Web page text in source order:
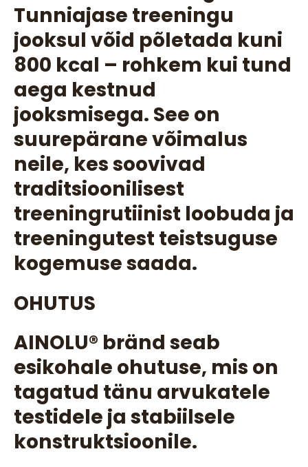
Tunniajase treeningu
jooksul võid põletada kuni
800 kcal – rohkem kui tund
aega kestnud
jooksmisega. See on
suurepärane võimalus
neile, kes soovivad
traditsioonilisest
treeningrutiinist loobuda ja
treeningutest teistsuguse
kogemuse saada.
OHUTUS
AINOLU®️ bränd seab
esikohale ohutuse, mis on
tagatud tänu arvukatele
testidele ja stabiilsele
konstruktsioonile.